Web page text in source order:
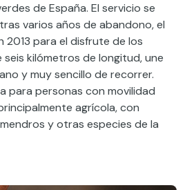
de España. El servicio se
varios años de abandono, el
para el disfrute de los
kilómetros de longitud, une
y muy sencillo de recorrer.
para personas con movilidad
agrícola, con
y otras especies de la